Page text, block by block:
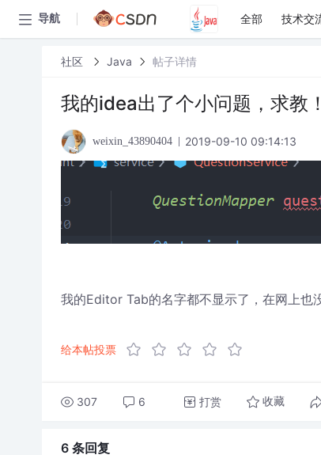
导航 全部 技术交
社区 Java 帖子详情
我的idea出了个小问题，求教！
weixin_43890404 2019-09-10 09:14:13
我的Editor Tab的名字都不显示了，在网上也
给本帖投票
307 6 打赏 收藏
6 条回复